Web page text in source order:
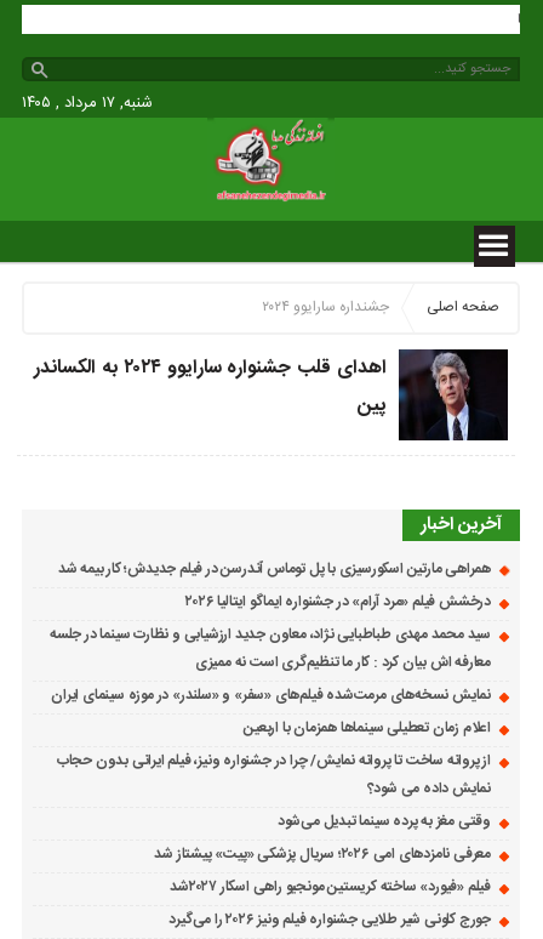
شنبه, ۱۷ مرداد , ۱۴۰۵
صفحه اصلی جشنداره سارایوو ۲۰۲۴
اهدای قلب جشنواره سارایوو ۲۰۲۴ به الکساندر
پین
آخرین اخبار
همراهی مارتین اسکورسیزی با پل توماس ٱندرسن در فیلم جدیدش؛ کار بیمه شد
درخشش فیلم «مرد آرام» در جشنواره ایماگو ایتالیا ۲۰۲۶
سید محمد مهدی طباطبایی نژاد، معاون جدید ارزشیابی و نظارت سینما در جلسه
معارفه اش بیان کرد : کار ما تنظیم‌گری است نه ممیزی
نمایش نسخه‌های مرمت‌شده فیلم‌های «سفر» و «سلندر» در موزه سینمای ایران
اعلام زمان تعطیلی سینماها همزمان با اربعین
از پروانه ساخت تا پروانه نمایش/ چرا در جشنواره ونیز، فیلم ایرانی بدون حجاب
نمایش داده می شود؟
وقتی مغز به پرده سینما تبدیل می‌شود
معرفی نامزدهای امی ۲۰۲۶؛ سریال پزشکی «پیت» پیشتاز شد
فیلم «فیورد» ساخته کریستین مونجیو راهی اسکار ۲۰۲۷شد
جورج کلونی شیر طلایی جشنواره فیلم ونیز ۲۰۲۶ را می‌گیرد